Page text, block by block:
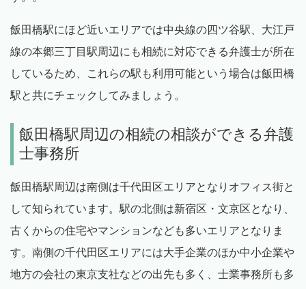
飯田橋駅にほど近いエリアでは中央線の四ツ谷駅、大江戸
線の本郷三丁目駅周辺にも相続に対応できる弁護士が所在
しているため、これらの駅も利用可能という場合は飯田橋
駅と共にチェックしてみましょう。
飯田橋駅周辺の相続の相談ができる弁護
士事務所
飯田橋駅周辺は南側は千代田区エリアとなりオフィス街と
して知られています。駅の北側は新宿区・文京区となり、
古くからの住宅やマンションなども多いエリアとなりま
す。南側の千代田区エリアには大手企業のほか中小企業や
地方の会社の東京支社などの出先も多く、士業事務所も多